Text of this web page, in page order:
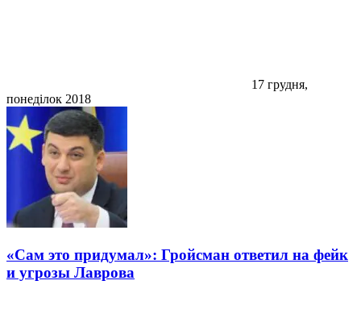
17 грудня,
понеділок 2018
«Сам это придумал»: Гройсман ответил на фейк
и угрозы Лаврова